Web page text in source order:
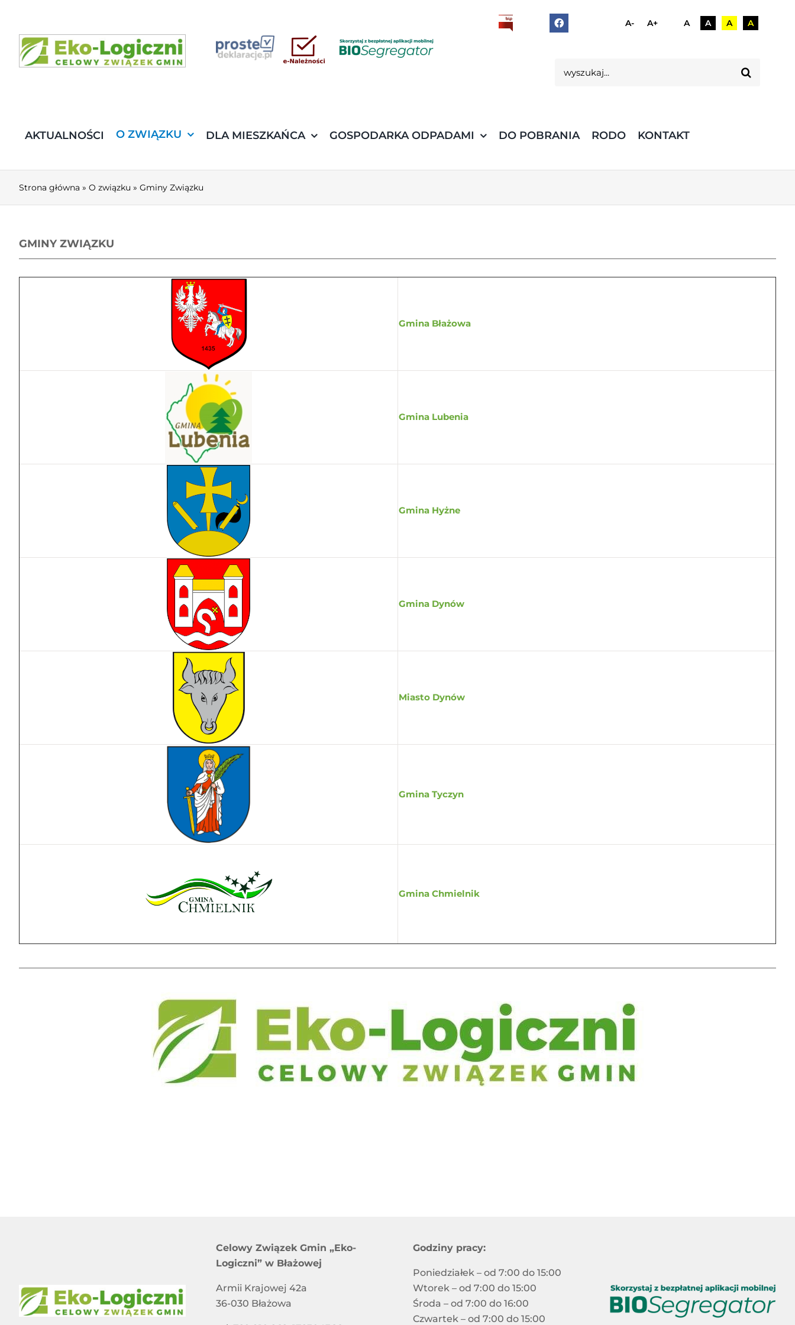
A- A+ A A A A
AKTUALNOŚCI O ZWIĄZKU DLA MIESZKAŃCA GOSPODARKA ODPADAMI DO POBRANIA RODO KONTAKT
Strona główna » O związku » Gminy Związku
GMINY ZWIĄZKU
Gmina Błażowa
Gmina Lubenia
Gmina Hyżne
Gmina Dynów
Miasto Dynów
Gmina Tyczyn
Gmina Chmielnik
Celowy Związek Gmin „Eko-
Logiczni” w Błażowej
Armii Krajowej 42a
36-030 Błażowa
Godziny pracy:
Poniedziałek – od 7:00 do 15:00
Wtorek – od 7:00 do 15:00
Środa – od 7:00 do 16:00
Czwartek – od 7:00 do 15:00